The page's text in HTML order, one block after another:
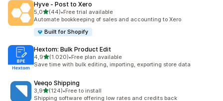
Hyve ‑ Post to Xero
5,0de 5 estrelas
(44)
44 total de avaliações
•Free trial available
Automate bookkeeping of sales and accounting to Xero
Built for Shopify
Hextom: Bulk Product Edit
4,9de 5 estrelas
(1.020)
1020 total de avaliações
•Free plan available
Save time with bulk editing, importing, exporting store data
Veeqo Shipping
3,9de 5 estrelas
(124)
124 total de avaliações
•Free to install
Shipping software offering low rates and credits back